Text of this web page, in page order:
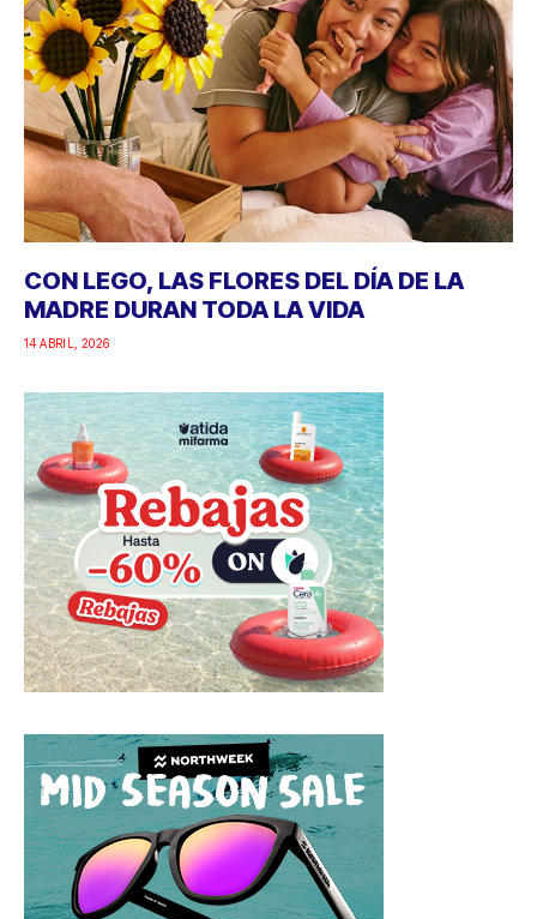
CON LEGO, LAS FLORES DEL DÍA DE LA
MADRE DURAN TODA LA VIDA
14 ABRIL, 2026